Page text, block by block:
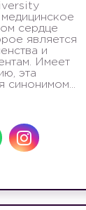
сердце
является
и
Имеет
эта
синонимом...